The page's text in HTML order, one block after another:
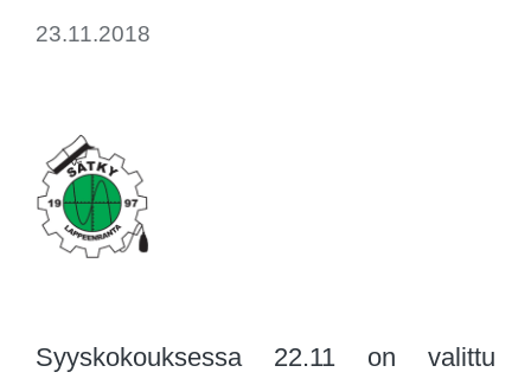
23.11.2018
Syyskokouksessa 22.11 on valittu